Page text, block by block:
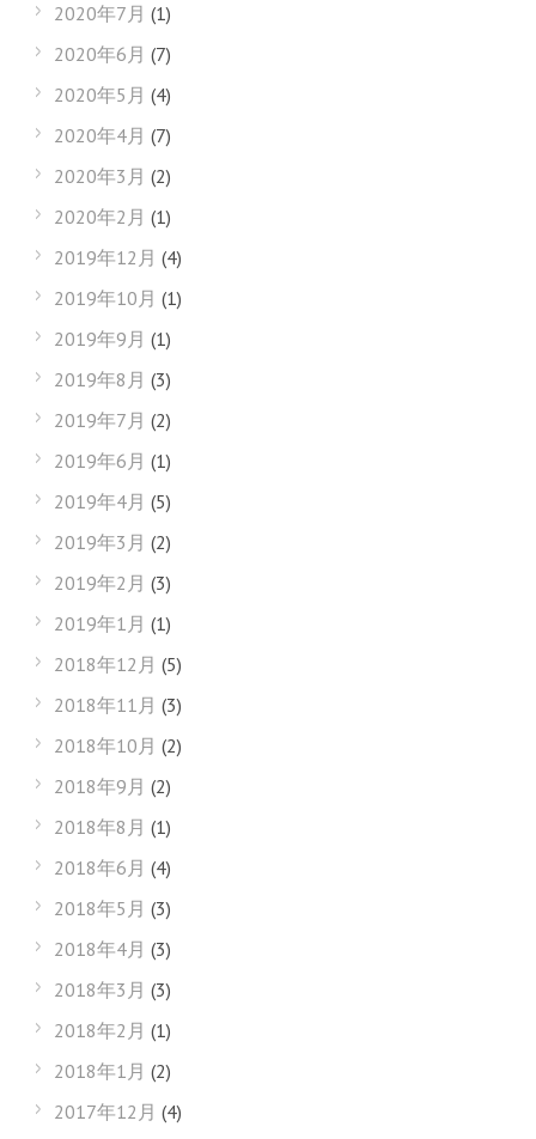
2020年7月 (1)
2020年6月 (7)
2020年5月 (4)
2020年4月 (7)
2020年3月 (2)
2020年2月 (1)
2019年12月 (4)
2019年10月 (1)
2019年9月 (1)
2019年8月 (3)
2019年7月 (2)
2019年6月 (1)
2019年4月 (5)
2019年3月 (2)
2019年2月 (3)
2019年1月 (1)
2018年12月 (5)
2018年11月 (3)
2018年10月 (2)
2018年9月 (2)
2018年8月 (1)
2018年6月 (4)
2018年5月 (3)
2018年4月 (3)
2018年3月 (3)
2018年2月 (1)
2018年1月 (2)
2017年12月 (4)